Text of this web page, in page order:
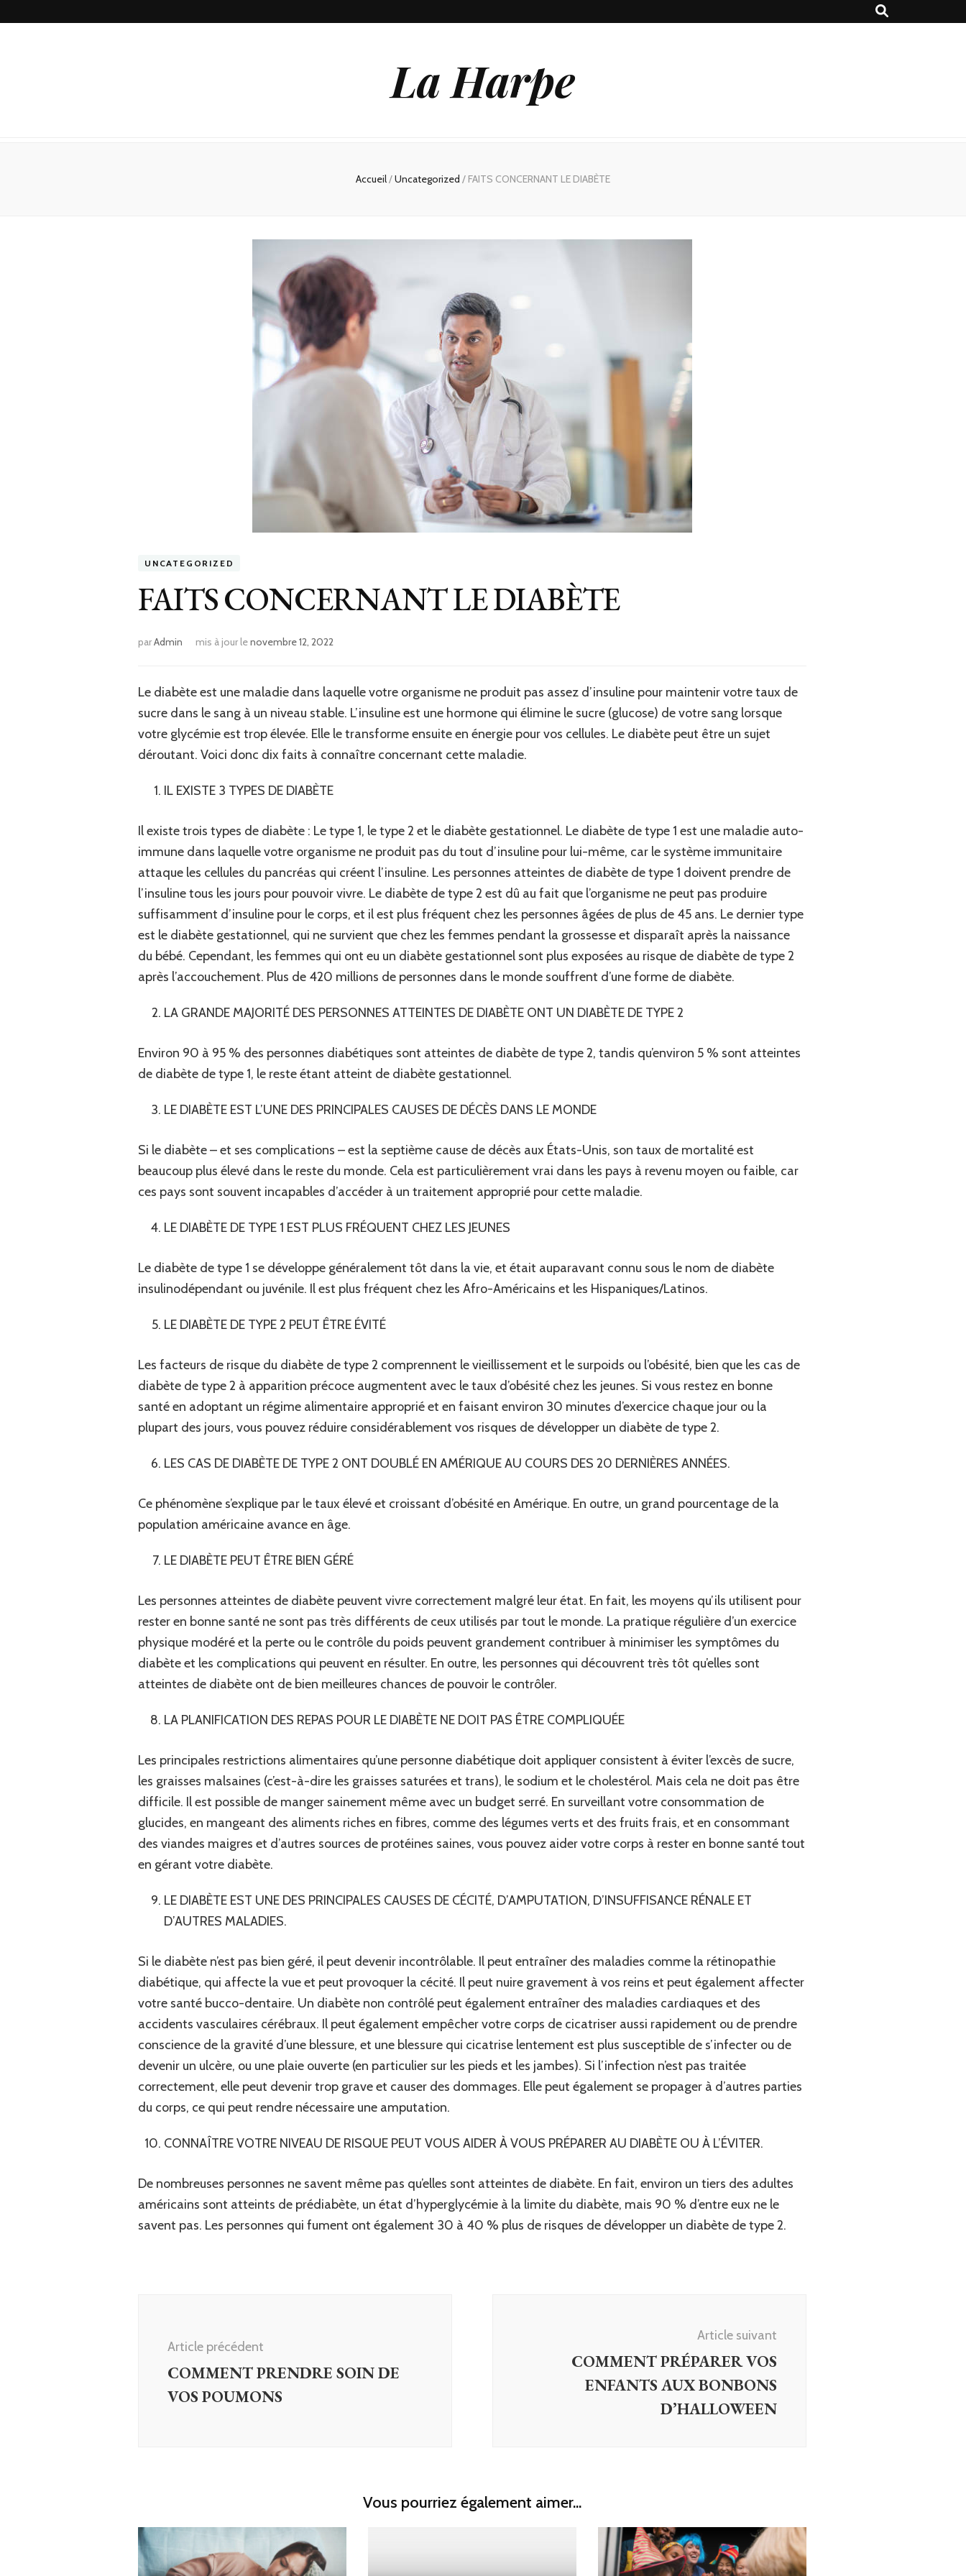
La Harpe
Accueil/Uncategorized / FAITS CONCERNANT LE DIABÈTE
UNCATEGORIZED
FAITS CONCERNANT LE DIABÈTE
parAdmin mis à jour lenovembre 12, 2022
Le diabète est une maladie dans laquelle votre organisme ne produit pas assez d’insuline pour maintenir votre taux de
sucre dans le sang à un niveau stable. L’insuline est une hormone qui élimine le sucre (glucose) de votre sang lorsque
votre glycémie est trop élevée. Elle le transforme ensuite en énergie pour vos cellules. Le diabète peut être un sujet
déroutant. Voici donc dix faits à connaître concernant cette maladie.
IL EXISTE 3 TYPES DE DIABÈTE
Il existe trois types de diabète : Le type 1, le type 2 et le diabète gestationnel. Le diabète de type 1 est une maladie auto-
immune dans laquelle votre organisme ne produit pas du tout d’insuline pour lui-même, car le système immunitaire
attaque les cellules du pancréas qui créent l’insuline. Les personnes atteintes de diabète de type 1 doivent prendre de
l’insuline tous les jours pour pouvoir vivre. Le diabète de type 2 est dû au fait que l’organisme ne peut pas produire
suffisamment d’insuline pour le corps, et il est plus fréquent chez les personnes âgées de plus de 45 ans. Le dernier type
est le diabète gestationnel, qui ne survient que chez les femmes pendant la grossesse et disparaît après la naissance
du bébé. Cependant, les femmes qui ont eu un diabète gestationnel sont plus exposées au risque de diabète de type 2
après l’accouchement. Plus de 420 millions de personnes dans le monde souffrent d’une forme de diabète.
LA GRANDE MAJORITÉ DES PERSONNES ATTEINTES DE DIABÈTE ONT UN DIABÈTE DE TYPE 2
Environ 90 à 95 % des personnes diabétiques sont atteintes de diabète de type 2, tandis qu’environ 5 % sont atteintes
de diabète de type 1, le reste étant atteint de diabète gestationnel.
LE DIABÈTE EST L’UNE DES PRINCIPALES CAUSES DE DÉCÈS DANS LE MONDE
Si le diabète – et ses complications – est la septième cause de décès aux États-Unis, son taux de mortalité est
beaucoup plus élevé dans le reste du monde. Cela est particulièrement vrai dans les pays à revenu moyen ou faible, car
ces pays sont souvent incapables d’accéder à un traitement approprié pour cette maladie.
LE DIABÈTE DE TYPE 1 EST PLUS FRÉQUENT CHEZ LES JEUNES
Le diabète de type 1 se développe généralement tôt dans la vie, et était auparavant connu sous le nom de diabète
insulinodépendant ou juvénile. Il est plus fréquent chez les Afro-Américains et les Hispaniques/Latinos.
LE DIABÈTE DE TYPE 2 PEUT ÊTRE ÉVITÉ
Les facteurs de risque du diabète de type 2 comprennent le vieillissement et le surpoids ou l’obésité, bien que les cas de
diabète de type 2 à apparition précoce augmentent avec le taux d’obésité chez les jeunes. Si vous restez en bonne
santé en adoptant un régime alimentaire approprié et en faisant environ 30 minutes d’exercice chaque jour ou la
plupart des jours, vous pouvez réduire considérablement vos risques de développer un diabète de type 2.
LES CAS DE DIABÈTE DE TYPE 2 ONT DOUBLÉ EN AMÉRIQUE AU COURS DES 20 DERNIÈRES ANNÉES.
Ce phénomène s’explique par le taux élevé et croissant d’obésité en Amérique. En outre, un grand pourcentage de la
population américaine avance en âge.
LE DIABÈTE PEUT ÊTRE BIEN GÉRÉ
Les personnes atteintes de diabète peuvent vivre correctement malgré leur état. En fait, les moyens qu’ils utilisent pour
rester en bonne santé ne sont pas très différents de ceux utilisés par tout le monde. La pratique régulière d’un exercice
physique modéré et la perte ou le contrôle du poids peuvent grandement contribuer à minimiser les symptômes du
diabète et les complications qui peuvent en résulter. En outre, les personnes qui découvrent très tôt qu’elles sont
atteintes de diabète ont de bien meilleures chances de pouvoir le contrôler.
LA PLANIFICATION DES REPAS POUR LE DIABÈTE NE DOIT PAS ÊTRE COMPLIQUÉE
Les principales restrictions alimentaires qu’une personne diabétique doit appliquer consistent à éviter l’excès de sucre,
les graisses malsaines (c’est-à-dire les graisses saturées et trans), le sodium et le cholestérol. Mais cela ne doit pas être
difficile. Il est possible de manger sainement même avec un budget serré. En surveillant votre consommation de
glucides, en mangeant des aliments riches en fibres, comme des légumes verts et des fruits frais, et en consommant
des viandes maigres et d’autres sources de protéines saines, vous pouvez aider votre corps à rester en bonne santé tout
en gérant votre diabète.
LE DIABÈTE EST UNE DES PRINCIPALES CAUSES DE CÉCITÉ, D’AMPUTATION, D’INSUFFISANCE RÉNALE ET
D’AUTRES MALADIES.
Si le diabète n’est pas bien géré, il peut devenir incontrôlable. Il peut entraîner des maladies comme la rétinopathie
diabétique, qui affecte la vue et peut provoquer la cécité. Il peut nuire gravement à vos reins et peut également affecter
votre santé bucco-dentaire. Un diabète non contrôlé peut également entraîner des maladies cardiaques et des
accidents vasculaires cérébraux. Il peut également empêcher votre corps de cicatriser aussi rapidement ou de prendre
conscience de la gravité d’une blessure, et une blessure qui cicatrise lentement est plus susceptible de s’infecter ou de
devenir un ulcère, ou une plaie ouverte (en particulier sur les pieds et les jambes). Si l’infection n’est pas traitée
correctement, elle peut devenir trop grave et causer des dommages. Elle peut également se propager à d’autres parties
du corps, ce qui peut rendre nécessaire une amputation.
CONNAÎTRE VOTRE NIVEAU DE RISQUE PEUT VOUS AIDER À VOUS PRÉPARER AU DIABÈTE OU À L’ÉVITER.
De nombreuses personnes ne savent même pas qu’elles sont atteintes de diabète. En fait, environ un tiers des adultes
américains sont atteints de prédiabète, un état d’hyperglycémie à la limite du diabète, mais 90 % d’entre eux ne le
savent pas. Les personnes qui fument ont également 30 à 40 % plus de risques de développer un diabète de type 2.
Article précédent
COMMENT PRENDRE SOIN DE
VOS POUMONS
Article suivant
COMMENT PRÉPARER VOS
ENFANTS AUX BONBONS
D’HALLOWEEN
Vous pourriez également aimer...